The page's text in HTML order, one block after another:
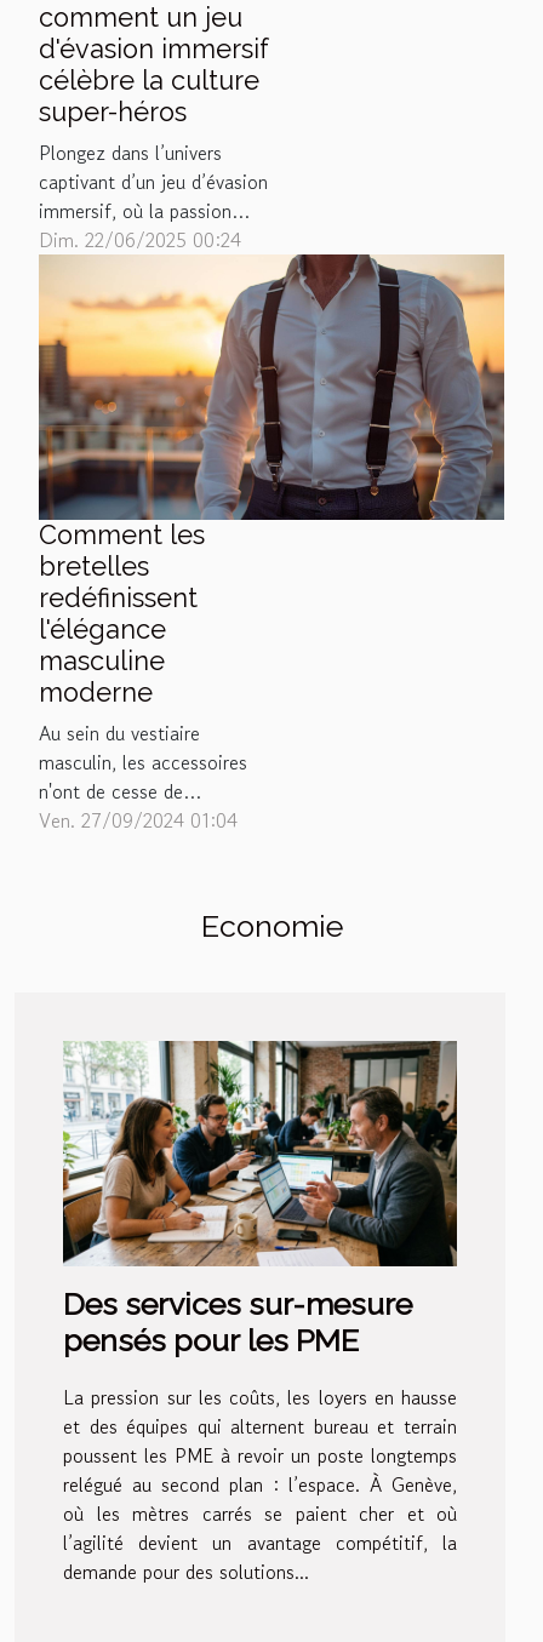
comment un jeu
d'évasion immersif
célèbre la culture
super-héros
Plongez dans l’univers
captivant d’un jeu d’évasion
immersif, où la passion
pour la culture super-héros
l’ingéniosité. Découvrez
comment cette expérience
unique permet de réunir
petits et grands autour de
défis inspirés des pouvoirs
et intrigues des justiciers
masqués....
Dim. 22/06/2025 00:24
Comment les
bretelles
redéfinissent
l'élégance
masculine
moderne
Au sein du vestiaire
masculin, les accessoires
n'ont de cesse de
refaçonner les codes de
et d'audace, redéfinissant la
soutien, s'impose...
Ven. 27/09/2024 01:04
Economie
Des services sur-mesure
pensés pour les PME
La pression sur les coûts, les loyers en hausse
et des équipes qui alternent bureau et terrain
poussent les PME à revoir un poste longtemps
relégué au second plan : l’espace. À Genève,
où les mètres carrés se paient cher et où
l’agilité devient un avantage compétitif, la
demande pour des solutions...